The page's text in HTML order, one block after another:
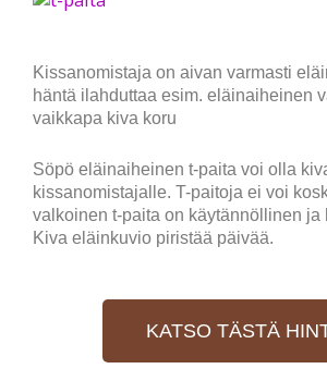
Kissanomistaja on aivan varmasti
häntä ilahduttaa esim. eläinaiheinen
vaikkapa kiva koru
Söpö eläinaiheinen t-paita voi olla
kissanomistajalle. T-paitoja ei voi
valkoinen t-paita on käytännöllinen ja
Kiva eläinkuvio piristää päivää.
KATSO TÄSTÄ